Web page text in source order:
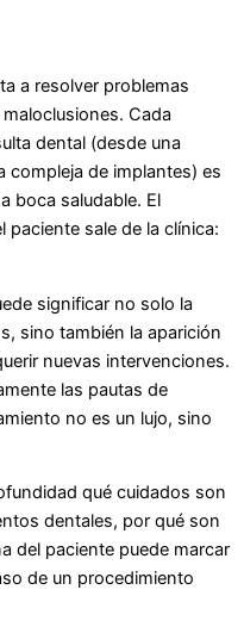
a resolver problemas
Cada
dental (desde una
compleja de implantes) es
boca saludable. El
sale de la clínica:
significar no solo la
sino también la aparición
nuevas intervenciones.
las pautas de
no es un lujo, sino
qué cuidados son
dentales, por qué son
del paciente puede marcar
de un procedimiento